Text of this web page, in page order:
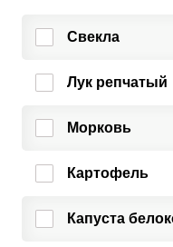
Свекла
Лук репчатый
Морковь
Картофель
Капуста